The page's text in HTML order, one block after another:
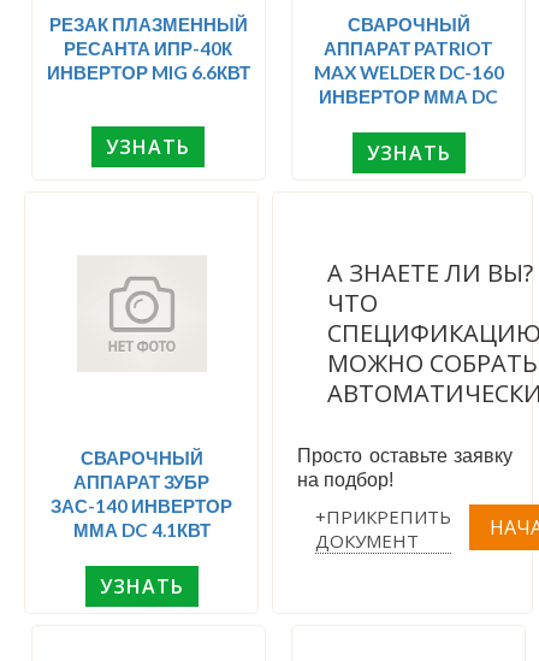
РЕЗАК ПЛАЗМЕННЫЙ
РЕСАНТА ИПР-40К
ИНВЕРТОР MIG 6.6КВТ
УЗНАТЬ
СВАРОЧНЫЙ
АППАРАТ PATRIOT
MAX WELDER DC-160
ИНВЕРТОР ММА DC
УЗНАТЬ
СВАРОЧНЫЙ
АППАРАТ ЗУБР
ЗАС-140 ИНВЕРТОР
ММА DC 4.1КВТ
УЗНАТЬ
А ЗНАЕТЕ ЛИ ВЫ?
ЧТО
МОЖНО СОБРАТЬ
Просто оставьте заявку
на подбор!
+ПРИКРЕПИТЬ
ДОКУМЕНТ